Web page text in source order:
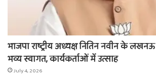
भाजपा राष्ट्रीय अध्यक्ष नितिन नवीन के
भव्य स्वागत, कार्यकर्ताओं में उत्साह
July 4, 2026